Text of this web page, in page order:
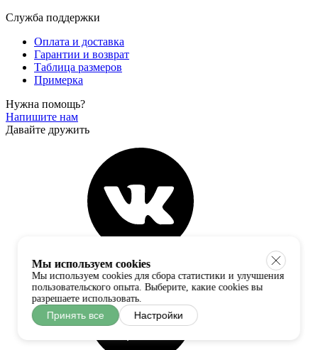
Служба поддержки
Оплата и доставка
Гарантии и возврат
Таблица размеров
Примерка
Нужна помощь?
Напишите нам
Давайте дружить
Мы используем cookies
Мы используем cookies для сбора статистики и улучшения
пользовательского опыта. Выберите, какие cookies вы
разрешаете использовать.
Принять все Настройки